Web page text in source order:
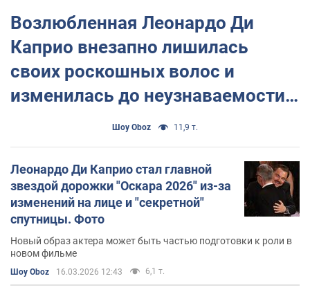
Возлюбленная Леонардо Ди
Каприо внезапно лишилась
своих роскошных волос и
изменилась до неузнаваемости.
Шоу Oboz 11,9 т.
Леонардо Ди Каприо стал главной
звездой дорожки "Оскара 2026" из-за
изменений на лице и "секретной"
спутницы. Фото
Новый образ актера может быть частью подготовки к роли в
новом фильме
Шоу Oboz 16.03.2026 12:43 6,1 т.